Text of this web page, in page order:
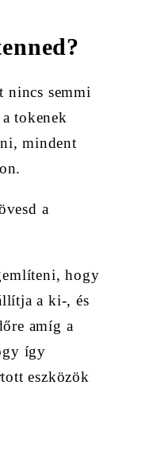
nincs semmi
tokenek
mindent
a
hogy
a ki-, és
amíg a
így
eszközök